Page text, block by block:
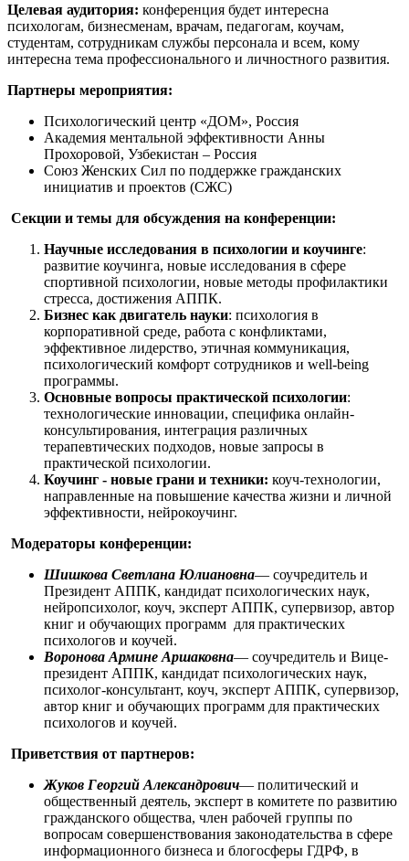
Целевая аудитория: конференция будет интересна
психологам, бизнесменам, врачам, педагогам, коучам,
студентам, сотрудникам службы персонала и всем, кому
интересна тема профессионального и личностного развития.
Партнеры мероприятия:
Психологический центр «ДОМ», Россия
Академия ментальной эффективности Анны
Прохоровой, Узбекистан – Россия
Союз Женских Сил по поддержке гражданских
инициатив и проектов (СЖС)
Секции и темы для обсуждения на конференции:
Научные исследования в психологии и коучинге:
развитие коучинга, новые исследования в сфере
спортивной психологии, новые методы профилактики
стресса, достижения АППК.
⁠Бизнес как двигатель науки: психология в
корпоративной среде, работа с конфликтами,
эффективное лидерство, этичная коммуникация,
психологический комфорт сотрудников и well-being
программы.
⁠Основные вопросы практической психологии:
технологические инновации, специфика онлайн-
консультирования, интеграция различных
терапевтических подходов, новые запросы в
практической психологии.
⁠Коучинг - новые грани и техники: коуч-технологии,
направленные на повышение качества жизни и личной
эффективности, нейрокоучинг.
Модераторы конференции:
Шишкова Светлана Юлиановна— соучредитель и
Президент АППК, кандидат психологических наук,
нейропсихолог, коуч, эксперт АППК, супервизор, автор
книг и обучающих программ для практических
психологов и коучей.
Воронова Армине Аршаковна— соучредитель и Вице-
президент АППК, кандидат психологических наук,
психолог-консультант, коуч, эксперт АППК, супервизор,
автор книг и обучающих программ для практических
психологов и коучей.
Приветствия от партнеров:
Жуков Георгий Александрович— политический и
общественный деятель, эксперт в комитете по развитию
гражданского общества, член рабочей группы по
вопросам совершенствования законодательства в сфере
информационного бизнеса и блогосферы ГДРФ, в